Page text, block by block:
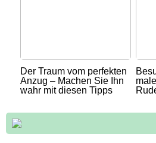
Der Traum vom perfekten
Anzug – Machen Sie Ihn
wahr mit diesen Tipps